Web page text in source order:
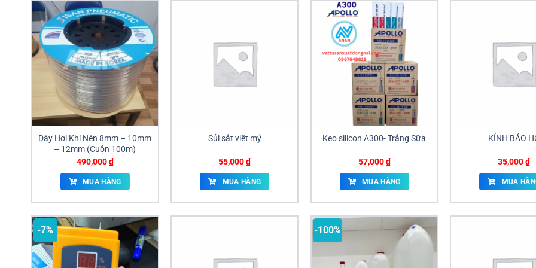
Dây Hơi Khí Nén 8mm – 10mm
– 12mm (Cuộn 100m)
490,000₫
MUA HÀNG
Sủi sắt việt mỹ
55,000₫
MUA HÀNG
Keo silicon A300- Trắng Sữa
57,000₫
MUA HÀNG
KÍNH BẢO
35,000₫
MUA
-7% -100%